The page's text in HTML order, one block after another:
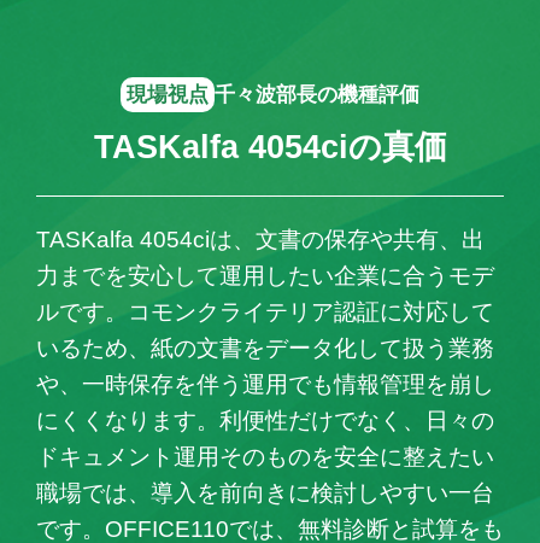
現場視点 千々波部長の機種評価
TASKalfa 4054ciの真価
TASKalfa 4054ciは、文書の保存や共有、出
力までを安心して運用したい企業に合うモデ
ルです。コモンクライテリア認証に対応して
いるため、紙の文書をデータ化して扱う業務
や、一時保存を伴う運用でも情報管理を崩し
にくくなります。利便性だけでなく、日々の
ドキュメント運用そのものを安全に整えたい
職場では、導入を前向きに検討しやすい一台
です。OFFICE110では、無料診断と試算をも